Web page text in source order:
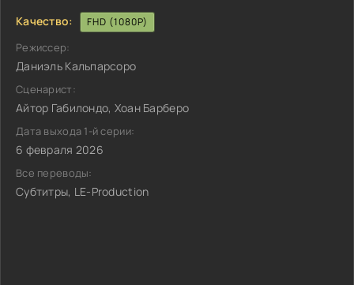
Качество: FHD (1080P)
Режиссер:
Даниэль Кальпарсоро
Сценарист:
Айтор Габилондо, Хоан Барберо
Дата выхода 1-й серии:
6 февраля 2026
Все переводы:
Субтитры, LE-Production